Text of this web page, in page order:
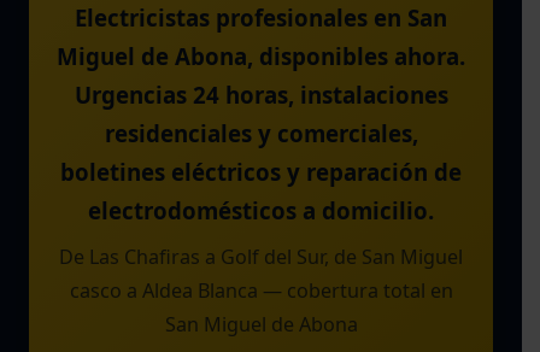
Electricistas profesionales en San
Miguel de Abona, disponibles ahora.
Urgencias 24 horas, instalaciones
residenciales y comerciales,
boletines eléctricos y reparación de
electrodomésticos a domicilio.
De Las Chafiras a Golf del Sur, de San Miguel
casco a Aldea Blanca — cobertura total en
San Miguel de Abona